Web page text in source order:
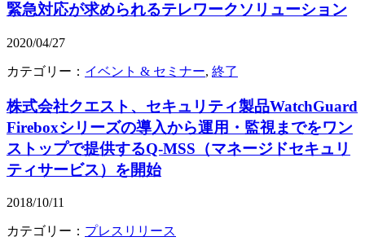
緊急対応が求められるテレワークソリューション
2020/04/27
カテゴリー： イベント & セミナー, 終了
株式会社クエスト、セキュリティ製品WatchGuard
Fireboxシリーズの導入から運用・監視までをワン
ストップで提供するQ-MSS（マネージドセキュリ
ティサービス）を開始
2018/10/11
カテゴリー： プレスリリース